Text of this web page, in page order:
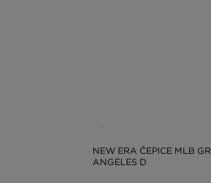
NEW ERA ČEPICE MLB
ANGELES D